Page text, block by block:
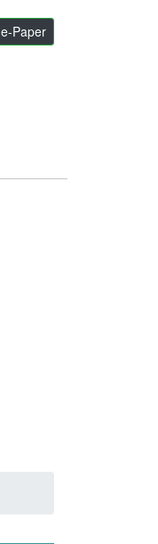
e-Paper